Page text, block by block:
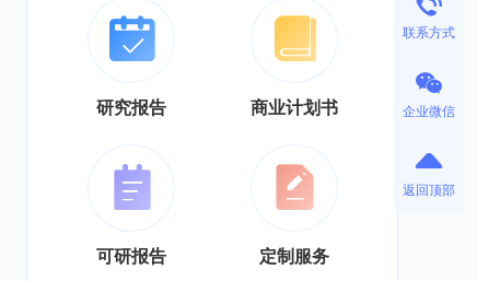
研究报告 商业计划书
可研报告 定制服务
联系方式
企业微信
返回顶部